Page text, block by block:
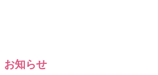
お知らせ